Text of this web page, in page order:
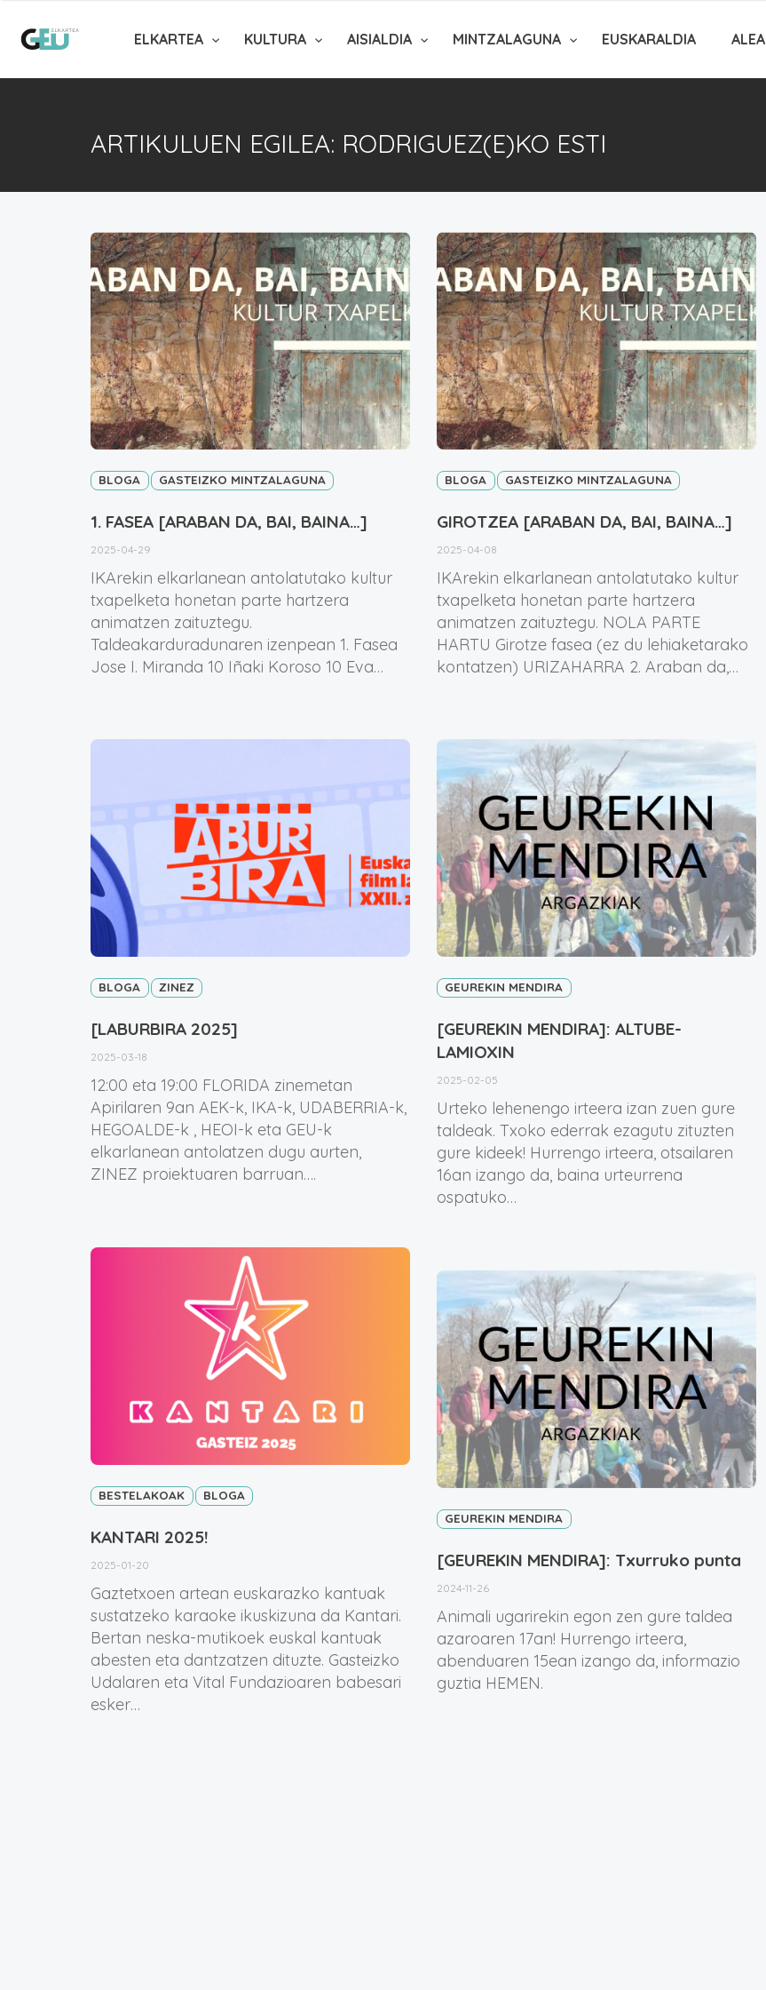
ELKARTEA KULTURA AISIALDIA MINTZALAGUNA EUSKARALDIA ALEA
ARTIKULUEN EGILEA: RODRIGUEZ(E)KO ESTI
BLOGA GASTEIZKO MINTZALAGUNA
1. FASEA [ARABAN DA, BAI, BAINA…]
2025-04-29
IKArekin elkarlanean antolatutako kultur
txapelketa honetan parte hartzera
animatzen zaituztegu.
Taldeakarduradunaren izenpean 1. Fasea
Jose I. Miranda 10 Iñaki Koroso 10 Eva…
BLOGA GASTEIZKO MINTZALAGUNA
GIROTZEA [ARABAN DA, BAI, BAINA…]
2025-04-08
IKArekin elkarlanean antolatutako kultur
txapelketa honetan parte hartzera
animatzen zaituztegu. NOLA PARTE
HARTU Girotze fasea (ez du lehiaketarako
kontatzen) URIZAHARRA 2. Araban da,…
BLOGA ZINEZ
[LABURBIRA 2025]
2025-03-18
12:00 eta 19:00 FLORIDA zinemetan
Apirilaren 9an AEK-k, IKA-k, UDABERRIA-k,
HEGOALDE-k , HEOI-k eta GEU-k
elkarlanean antolatzen dugu aurten,
ZINEZ proiektuaren barruan….
GEUREKIN MENDIRA
[GEUREKIN MENDIRA]: ALTUBE-
LAMIOXIN
2025-02-05
Urteko lehenengo irteera izan zuen gure
taldeak. Txoko ederrak ezagutu zituzten
gure kideek! Hurrengo irteera, otsailaren
16an izango da, baina urteurrena
ospatuko…
BESTELAKOAK BLOGA
KANTARI 2025!
2025-01-20
Gaztetxoen artean euskarazko kantuak
sustatzeko karaoke ikuskizuna da Kantari.
Bertan neska-mutikoek euskal kantuak
abesten eta dantzatzen dituzte. Gasteizko
Udalaren eta Vital Fundazioaren babesari
esker…
GEUREKIN MENDIRA
[GEUREKIN MENDIRA]: Txurruko punta
2024-11-26
Animali ugarirekin egon zen gure taldea
azaroaren 17an! Hurrengo irteera,
abenduaren 15ean izango da, informazio
guztia HEMEN.